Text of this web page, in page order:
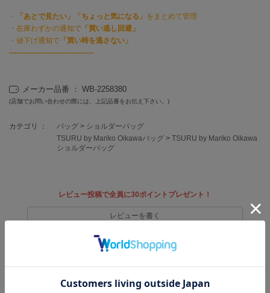
エイミー イストワール
emmi
エミ
emmi yoga
エトレトウキョウ
・ 「あとで見たい」「ちょっと気になる」 をまとめて管理
・在庫わずかの通知で 「買い逃し回避」
・値下げ通知で 「買い時を逃さない」
-----------------------------------
メーカー品番 ： WB-2258380
(店舗でお問い合わせの際には、上記品番をお伝え下さい。)
カテゴリ ： バッグ> ショルダーバッグ
TSURU by Mariko Oikawaバッグ> TSURU by Mariko Oikawa
ショルダーバッグ
レビュー投稿で全員に30ポイントプレゼント！
レビューを書く
レビューはマイページのご注文履歴から投稿いただけます
返品・キャンセルについて